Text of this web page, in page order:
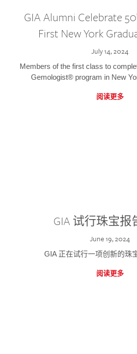
GIA Alumni Celebrate
First New York
July 14, 2024
Members of the first class to
Gemologist® program in New
阅读更多
GIA 试行珠宝报
June 19, 2024
GIA 正在试行一项创新的珠
阅读更多